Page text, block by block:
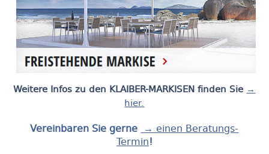
Weitere Infos zu den KLAIBER-MARKISEN finden Sie →
hier.
Vereinbaren Sie gerne → einen Beratungs-
Termin!